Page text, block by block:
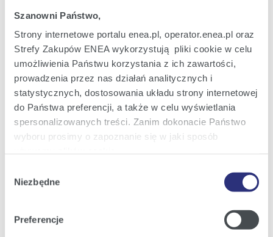
Szanowni Państwo,
Strony internetowe portalu enea.pl, operator.enea.pl oraz
Strefy Zakupów ENEA wykorzystują pliki cookie w celu
umożliwienia Państwu korzystania z ich zawartości,
prowadzenia przez nas działań analitycznych i
statystycznych, dostosowania układu strony internetowej
do Państwa preferencji, a także w celu wyświetlania
spersonalizowanych treści. Zanim dokonacie Państwo
wyboru prosimy o zapoznanie się w jaki sposób
Szczegółowe informacje na ten temat znajdziecie
Polityce
zgody
Niezbędne
Preferencje
Najnowsze informacje prasowe i
nowości z Grupy Enea w Twojej
skrzynce e-mail.